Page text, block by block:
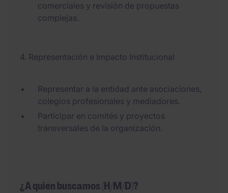
comerciales y revisión de propuestas
complejas.
4. Representación e Impacto Institucional
Representar a la entidad ante asociaciones,
colegios profesionales y mediadores.
Participar en comités y proyectos
transversales de la organización.
¿A quién buscamos (H/M/D)?